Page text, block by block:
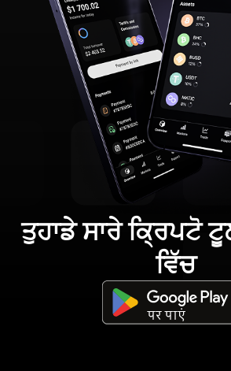
ਤੁਹਾਡੇ ਸਾਰੇ ਕ੍ਰਿਪਟੋ
ਵਿੱਚ